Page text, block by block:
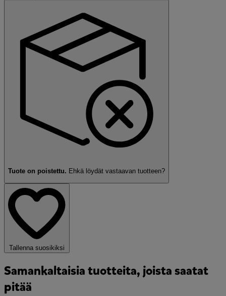
Tuote on poistettu. Ehkä löydät vastaavan tuotteen?
Tallenna suosikiksi
Samankaltaisia tuotteita, joista saatat
pitää